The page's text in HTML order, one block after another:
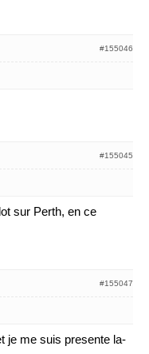
#155046
#155045
sur Perth, en ce
#155047
je me suis presente la-